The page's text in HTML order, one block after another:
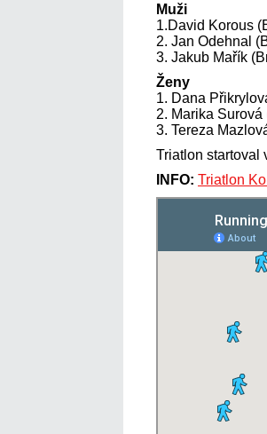
Muži
1.David Korous
2. Jan Odehnal
3. Jakub Mařík
Ženy
1. Dana
2. Marika Surová
3. Tereza
Triatlon startoval
INFO: Triatlon